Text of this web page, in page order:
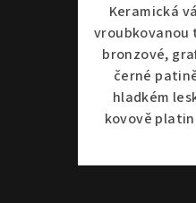
Keramická
vroubkovanou
bronzové,
černé
hladkém
kovově